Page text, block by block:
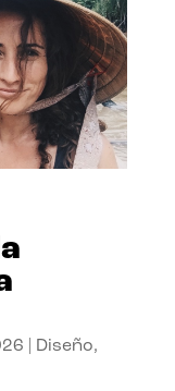
Diseño,